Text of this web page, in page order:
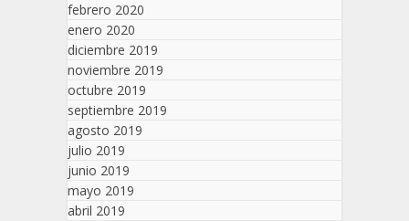
febrero 2020
enero 2020
diciembre 2019
noviembre 2019
octubre 2019
septiembre 2019
agosto 2019
julio 2019
junio 2019
mayo 2019
abril 2019